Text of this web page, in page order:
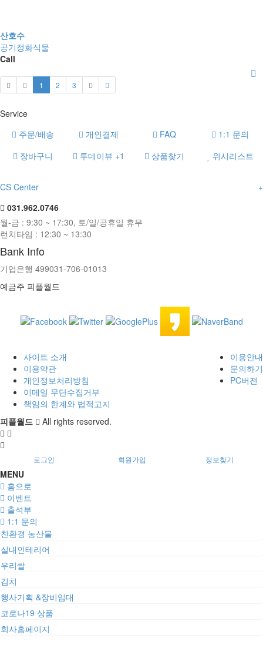
산호수
공기정화식물
Call
1 2 3
Service
주문/배송
개인결제 FAQ
1:1 문의
장바구니
투데이뷰 +1 상품찾기 위시리스트
+
CS Center
031.962.0746
월-금 : 9:30 ~ 17:30, 토/일/공휴일 휴무
런치타임 : 12:30 ~ 13:30
Bank Info
기업은행 499031-706-01013
예금주 피플월드
사이트 소개
이용약관
개인정보처리방침
이메일 무단수집거부
책임의 한계와 법적고지
이용안내
문의하기
PC버전
피플월드 All rights reserved.
로그인 회원가입 정보찾기
MENU
홈으로
이벤트
출석부
1:1 문의
친환경 농산물
실내인테리어
우리쌀
김치
행사기획 &장비임대
코로나19 상품
회사홈페이지